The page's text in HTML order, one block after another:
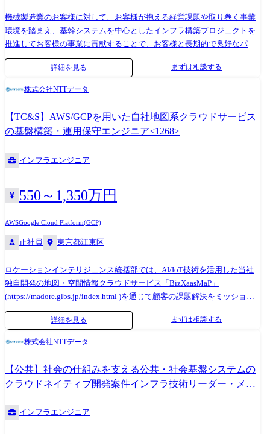
機械製造業のお客様に対して、お客様が抱える経営課題や取り巻く事業
環境を踏まえ、基幹システムを中心としたインフラ構築プロジェクトを
推進してお客様の事業に貢献することで、お客様と長期的で良好なパー
トナー関係を構築していただきます。 事業領域は宇宙航空、エネルギ
ー、交通インフラ、機械機器など、重工業領域の顧客のため、高品質で
国際競争力を高めるための先端テクノロジーを用いたプロジェクトを推
定義など最上流工程から担当いただきます。 ●主なプロジェクト・提案
テーマ インフラ基盤(デスクトップ仮想化(VDI)、Office365、ID管理等)の
システム開発プロジェクト
詳細を見る まずは相談する
株式会社NTTデータ
【TC&S】AWS/GCPを用いた自社地図系クラウドサービス
の基盤構築・運用保守エンジニア<1268>
インフラエンジニア
550～1,350万円
AWSGoogle Cloud Platform(GCP)
正社員 東京都江東区
ロケーションインテリジェンス統括部では、AI/IoT技術を活用した当社
独自開発の地図・空間情報クラウドサービス「BizXaasMaP」
(https://madore.glbs.jp/index.html )を通じて顧客の課題解決をミッション
としています。 ビジネスの成長・発展を加速させていくため、本ポスト
ではAWS等パブリッククラウドを用いた基盤拡張・構築・運用管理を担
計・実装 ・顧客と本サービスのクラウド接続における構成変更・設計・
テスト支援など ※基盤は1000ノード以上あり、今後も利用顧客の増加に
伴いスケールアウトしていきます。 https://www.youtube.com/watch?
詳細を見る まずは相談する
株式会社NTTデータ
【公共】社会の仕組みを支える公共・社会基盤システムの
クラウドネイティブ開発案件インフラ技術リーダー・メン
インフラエンジニア